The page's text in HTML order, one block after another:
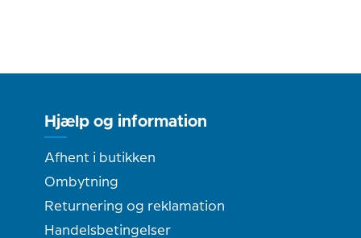
Hjælp og information
Afhent i butikken
Ombytning
Returnering og reklamation
Handelsbetingelser